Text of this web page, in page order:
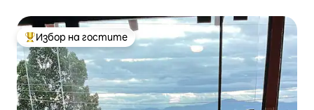
Най-популярен избор на гостите
Избор на гостите